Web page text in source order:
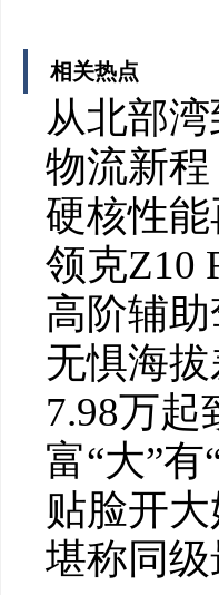
相关热点
从北部
物流新程
硬核性
领克Z10
高阶辅
无惧海
7.98万
富“大”有
贴脸开
堪称同